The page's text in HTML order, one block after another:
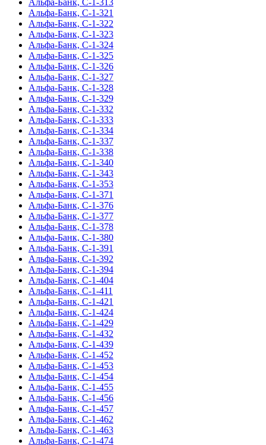
Альфа-Банк, С-1-313
Альфа-Банк, С-1-321
Альфа-Банк, С-1-322
Альфа-Банк, С-1-323
Альфа-Банк, С-1-324
Альфа-Банк, С-1-325
Альфа-Банк, С-1-326
Альфа-Банк, С-1-327
Альфа-Банк, С-1-328
Альфа-Банк, С-1-329
Альфа-Банк, С-1-332
Альфа-Банк, С-1-333
Альфа-Банк, С-1-334
Альфа-Банк, С-1-337
Альфа-Банк, С-1-338
Альфа-Банк, С-1-340
Альфа-Банк, С-1-343
Альфа-Банк, С-1-353
Альфа-Банк, С-1-371
Альфа-Банк, С-1-376
Альфа-Банк, С-1-377
Альфа-Банк, С-1-378
Альфа-Банк, С-1-380
Альфа-Банк, С-1-391
Альфа-Банк, С-1-392
Альфа-Банк, С-1-394
Альфа-Банк, С-1-404
Альфа-Банк, С-1-411
Альфа-Банк, С-1-421
Альфа-Банк, С-1-424
Альфа-Банк, С-1-429
Альфа-Банк, С-1-432
Альфа-Банк, С-1-439
Альфа-Банк, С-1-452
Альфа-Банк, С-1-453
Альфа-Банк, С-1-454
Альфа-Банк, С-1-455
Альфа-Банк, С-1-456
Альфа-Банк, С-1-457
Альфа-Банк, С-1-462
Альфа-Банк, С-1-463
Альфа-Банк, С-1-474